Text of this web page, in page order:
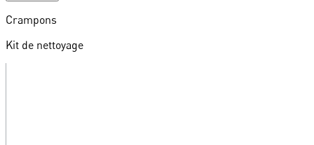
Crampons
Kit de nettoyage